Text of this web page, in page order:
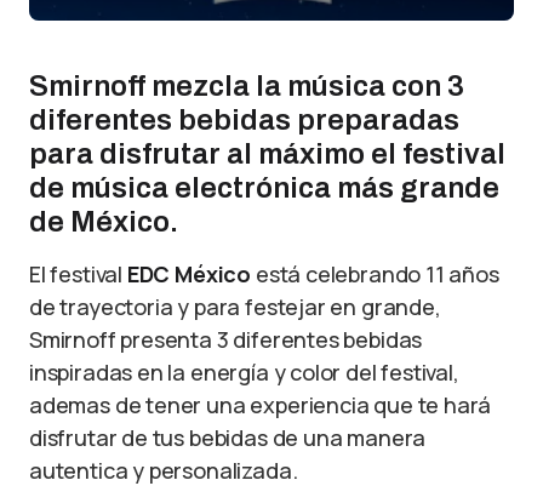
Smirnoff mezcla la música con 3
diferentes bebidas preparadas
para disfrutar al máximo el festival
de música electrónica más grande
de México.
El festival EDC México está celebrando 11 años
de trayectoria y para festejar en grande,
Smirnoff presenta 3 diferentes bebidas
inspiradas en la energía y color del festival,
ademas de tener una experiencia que te hará
disfrutar de tus bebidas de una manera
autentica y personalizada.